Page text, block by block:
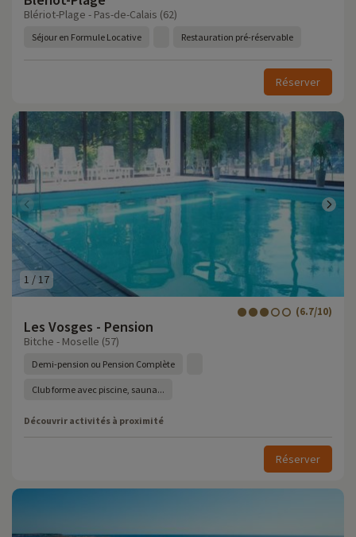
Blériot-Plage - Pas-de-Calais (62)
Séjour en Formule Locative Restauration pré-réservable
Réserver
1 / 17
Les Vosges - Pension
(6.7/10)
Bitche - Moselle (57)
Demi-pension ou Pension Complète
Club forme avec piscine, sauna...
Découvrir activités à proximité
Réserver